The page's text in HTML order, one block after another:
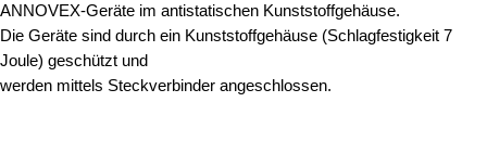
ANNOVEX-Geräte im antistatischen Kunststoffgehäuse.
Die Geräte sind durch ein Kunststoffgehäuse (Schlagfestigkeit 7
Joule) geschützt und
werden mittels Steckverbinder angeschlossen.